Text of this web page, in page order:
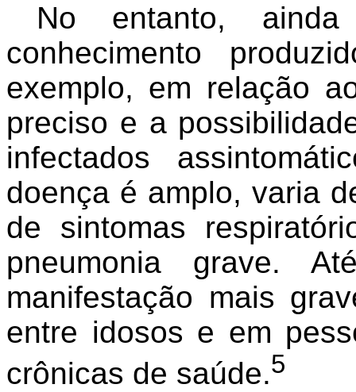
No entanto,
conhecimento
exemplo, em relação
preciso e a
infectados
doença é amplo, varia
de sintomas
pneumonia grave.
manifestação mais
entre idosos e em
crônicas de saúde.5